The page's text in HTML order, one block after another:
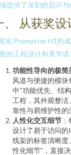
提供了深刻的启示与
、 从获奖
虹Promaster H1的
的工程设计和美学
功能性导向的极简
风道与便捷的模
中“功能优先、结
工程，其外观整
靠性与易维护性的
人性化交互细节
设计了易于访问
线架的标签清晰度
性化细节”，直接